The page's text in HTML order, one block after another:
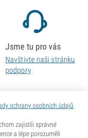
ochrany osobních údajů
zajistili správné
a lépe porozuměli
Jsme tu pro vás
Navštivte naši stránku
podpory